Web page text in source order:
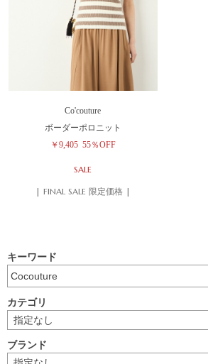
Co'couture
ボーダーポロニット
￥9,405 55％OFF
SALE
| FINAL SALE 限定価格 |
キーワード
カテゴリ
ブランド